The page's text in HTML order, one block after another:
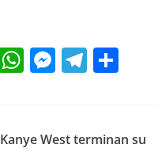
W
s
M
e
T
gr p
West terminan su